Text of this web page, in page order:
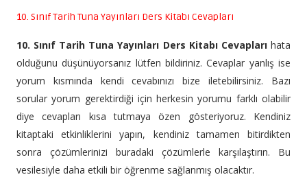
10. Sınıf Tarih Tuna Yayınları Ders Kitabı Cevapları
10. Sınıf Tarih Tuna Yayınları Ders Kitabı Cevaplarıhata
olduğunu düşünüyorsanız lütfen bildiriniz. Cevaplar yanlış ise
yorum kısmında kendi cevabınızı bize iletebilirsiniz. Bazı
sorular yorum gerektirdiği için herkesin yorumu farklı olabilir
diye cevapları kısa tutmaya özen gösteriyoruz. Kendiniz
kitaptaki etkinliklerini yapın, kendiniz tamamen bitirdikten
sonra çözümlerinizi buradaki çözümlerle karşılaştırın. Bu
vesilesiyle daha etkili bir öğrenme sağlanmış olacaktır.